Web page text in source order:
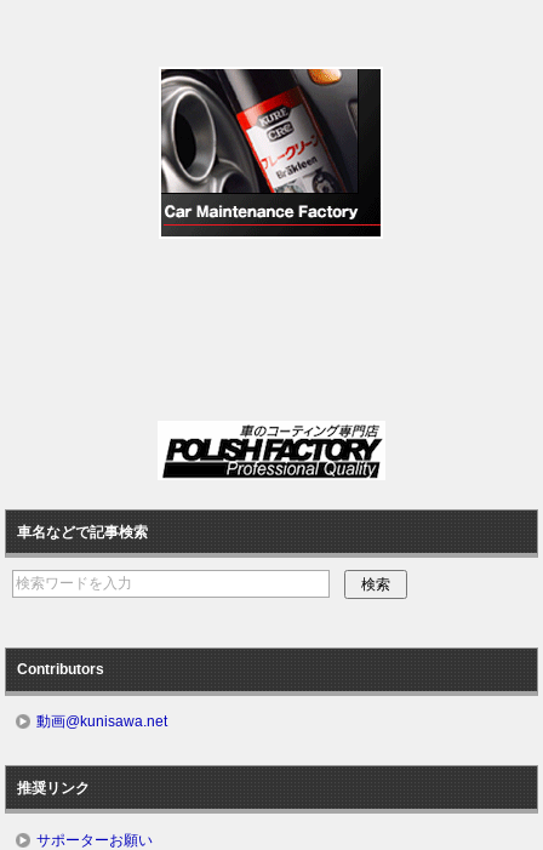
車名などで記事検索
Contributors
動画@kunisawa.net
推奨リンク
サポーターお願い